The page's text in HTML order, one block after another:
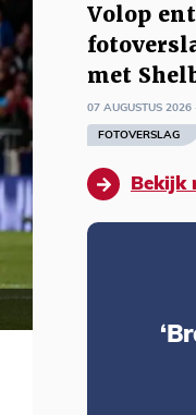
Volop
met
07 AUGUSTUS 2026
FOTOVERSLAG
Bekijk